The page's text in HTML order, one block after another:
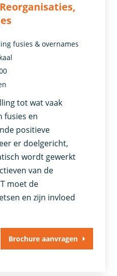
tot wat vaak
fusies en
positieve
er doelgericht,
wordt gewerkt
van de
moet de
en zijn invloed
fusies & overnames
Brochure aanvragen